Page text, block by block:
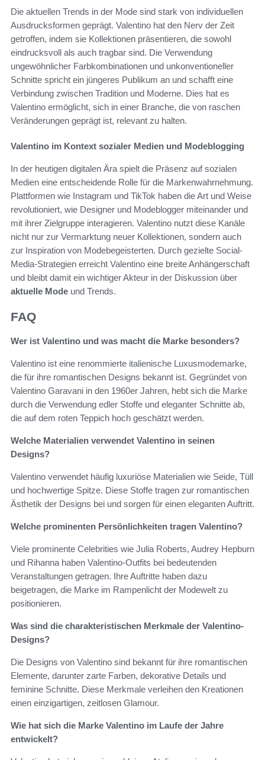
Die aktuellen Trends in der Mode sind stark von individuellen
Ausdrucksformen geprägt. Valentino hat den Nerv der Zeit
getroffen, indem sie Kollektionen präsentieren, die sowohl
eindrucksvoll als auch tragbar sind. Die Verwendung
ungewöhnlicher Farbkombinationen und unkonventioneller
Schnitte spricht ein jüngeres Publikum an und schafft eine
Verbindung zwischen Tradition und Moderne. Dies hat es
Valentino ermöglicht, sich in einer Branche, die von raschen
Veränderungen geprägt ist, relevant zu halten.
Valentino im Kontext sozialer Medien und Modeblogging
In der heutigen digitalen Ära spielt die Präsenz auf sozialen
Medien eine entscheidende Rolle für die Markenwahrnehmung.
Plattformen wie Instagram und TikTok haben die Art und Weise
revolutioniert, wie Designer und Modeblogger miteinander und
mit ihrer Zielgruppe interagieren. Valentino nutzt diese Kanäle
nicht nur zur Vermarktung neuer Kollektionen, sondern auch
zur Inspiration von Modebegeisterten. Durch gezielte Social-
Media-Strategien erreicht Valentino eine breite Anhängerschaft
und bleibt damit ein wichtiger Akteur in der Diskussion über
aktuelle Mode und Trends.
FAQ
Wer ist Valentino und was macht die Marke besonders?
Valentino ist eine renommierte italienische Luxusmodemarke,
die für ihre romantischen Designs bekannt ist. Gegründet von
Valentino Garavani in den 1960er Jahren, hebt sich die Marke
durch die Verwendung edler Stoffe und eleganter Schnitte ab,
die auf dem roten Teppich hoch geschätzt werden.
Welche Materialien verwendet Valentino in seinen
Designs?
Valentino verwendet häufig luxuriöse Materialien wie Seide, Tüll
und hochwertige Spitze. Diese Stoffe tragen zur romantischen
Ästhetik der Designs bei und sorgen für einen eleganten Auftritt.
Welche prominenten Persönlichkeiten tragen Valentino?
Viele prominente Celebrities wie Julia Roberts, Audrey Hepburn
und Rihanna haben Valentino-Outfits bei bedeutenden
Veranstaltungen getragen. Ihre Auftritte haben dazu
beigetragen, die Marke im Rampenlicht der Modewelt zu
positionieren.
Was sind die charakteristischen Merkmale der Valentino-
Designs?
Die Designs von Valentino sind bekannt für ihre romantischen
Elemente, darunter zarte Farben, dekorative Details und
feminine Schnitte. Diese Merkmale verleihen den Kreationen
einen einzigartigen, zeitlosen Glamour.
Wie hat sich die Marke Valentino im Laufe der Jahre
entwickelt?